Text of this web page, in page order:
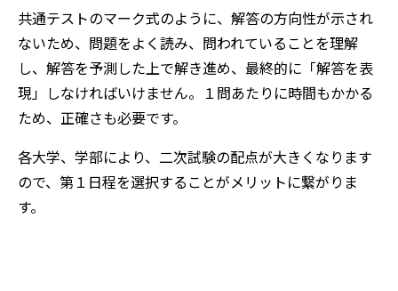
共通テストのマーク式のように、解答の方向性が示され
ないため、問題をよく読み、問われていることを理解
し、解答を予測した上で解き進め、最終的に「解答を表
現」しなければいけません。１問あたりに時間もかかる
ため、正確さも必要です。
各大学、学部により、二次試験の配点が大きくなります
ので、第１日程を選択することがメリットに繋がりま
す。